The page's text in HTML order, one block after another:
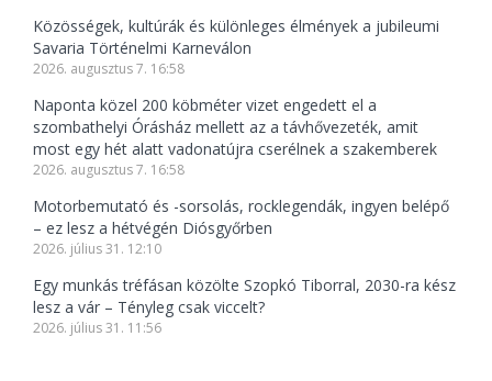
Közösségek, kultúrák és különleges élmények a jubileumi
Savaria Történelmi Karneválon
2026. augusztus 7. 16:58
Naponta közel 200 köbméter vizet engedett el a
szombathelyi Órásház mellett az a távhővezeték, amit
most egy hét alatt vadonatújra cserélnek a szakemberek
2026. augusztus 7. 16:58
Motorbemutató és -sorsolás, rocklegendák, ingyen belépő
– ez lesz a hétvégén Diósgyőrben
2026. július 31. 12:10
Egy munkás tréfásan közölte Szopkó Tiborral, 2030-ra kész
lesz a vár – Tényleg csak viccelt?
2026. július 31. 11:56